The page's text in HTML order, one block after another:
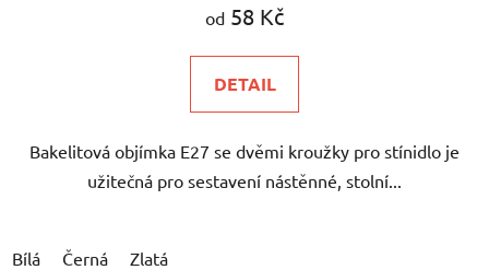
od 58 Kč
DETAIL
Bakelitová objímka E27 se dvěmi kroužky pro stínidlo je
užitečná pro sestavení nástěnné, stolní...
Bílá Černá Zlatá